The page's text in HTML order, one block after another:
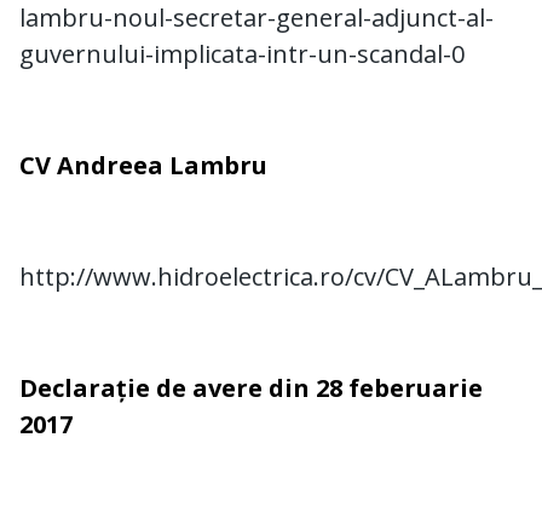
lambru-noul-secretar-general-adjunct-al-
guvernului-implicata-intr-un-scandal-0
CV Andreea Lambru
http://www.hidroelectrica.ro/cv/
Declarație de avere din 28 feberuarie
2017